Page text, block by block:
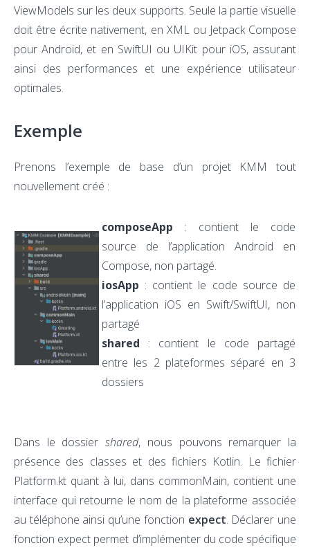
ViewModels sur les deux supports. Seule la partie visuelle
doit être écrite nativement, en XML ou Jetpack Compose
pour Android, et en SwiftUI ou UIKit pour iOS, assurant
ainsi des performances et une expérience utilisateur
optimales.
Exemple
Prenons l’exemple de base d’un projet KMM tout
nouvellement créé :
composeApp : contient le code
source de l’application Android en
Compose, non partagé.
iosApp : contient le code source de
l’application iOS en Swift/SwiftUI, non
partagé
shared : contient le code partagé
entre les 2 plateformes séparé en 3
dossiers
Dans le dossiershared, nous pouvons remarquer la
présence des classes et des fichiers Kotlin. Le fichier
Platform.kt quant à lui, dans commonMain, contient une
interface qui retourne le nom de la plateforme associée
au téléphone ainsi qu’une fonction expect. Déclarer une
fonction expect permet d’implémenter du code spécifique